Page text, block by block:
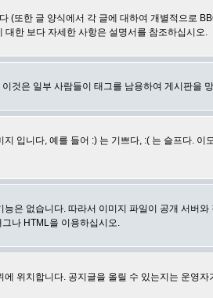
(또한 글 양식에서 각 글에 대하여 개별적으로
한 보다 자세한 사항은 설명서를 참조하십시오.
것은 일부 사람들이 태그를 남용하여 게시판을
입니다, 예를 들어 :) 는 기쁘다, :( 는 슬프다.
은 없습니다. 따라서 이미지 파일이 공개 서버
나 HTML을 이용하십시오.
위치합니다. 공지글을 올릴 수 있는지는 운영